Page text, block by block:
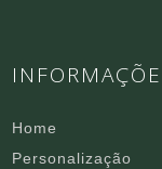
Home
Personalização